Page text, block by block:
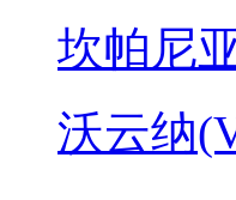
坎帕尼
沃云纳